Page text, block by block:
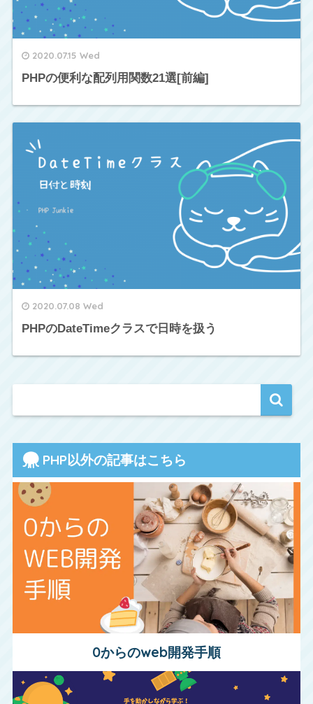
2020.07.15 Wed
PHPの便利な配列用関数21選[前編]
2020.07.08 Wed
PHPのDateTimeクラスで日時を扱う
PHP以外の記事はこちら
0からのweb開発手順